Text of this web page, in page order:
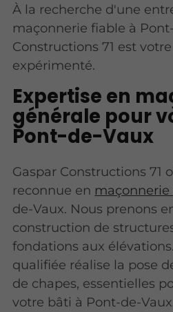
À la recherche d'une
maçonnerie fiable à
Constructions 71 est
expérimenté.
Expertise en
générale pour
Pont-de-Vaux
Gaspar Constructions 71
reconnue en maçonnerie
de-Vaux. Nous prenons
construction de
fondations aux
qualifiée réalise la pose
de chapes, essentielles
votre bâti à Pont-de-